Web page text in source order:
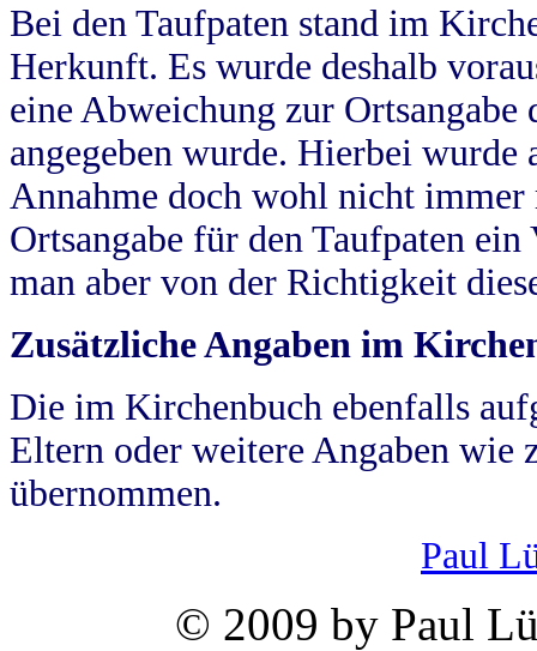
Bei den Taufpaten stand im
Herkunft. Es wurde deshalb
eine Abweichung zur
angegeben wurde. Hierbei wurde
Annahme doch wohl nicht
Ortsangabe für den Taufpaten
man aber von der Richtigkeit
Zusätzliche Angaben im
Die im Kirchenbuch ebenfalls
Eltern oder weitere Angaben wie
übernommen.
Paul
© 2009 by Paul